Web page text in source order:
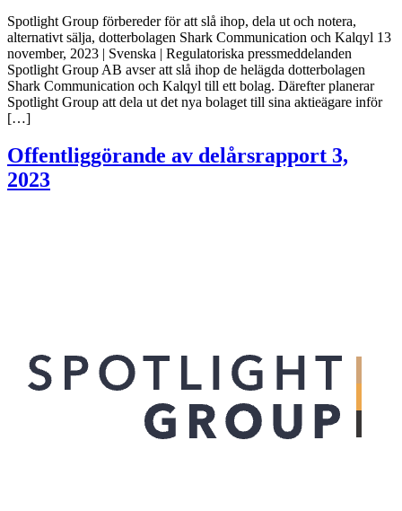
Spotlight Group förbereder för att slå ihop, dela ut och notera,
alternativt sälja, dotterbolagen Shark Communication och Kalqyl 13
november, 2023 | Svenska | Regulatoriska pressmeddelanden
Spotlight Group AB avser att slå ihop de helägda dotterbolagen
Shark Communication och Kalqyl till ett bolag. Därefter planerar
Spotlight Group att dela ut det nya bolaget till sina aktieägare inför
[…]
Offentliggörande av delårsrapport 3,
2023